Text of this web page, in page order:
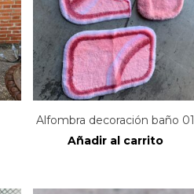
Alfombra decoración baño 01
Añadir al carrito